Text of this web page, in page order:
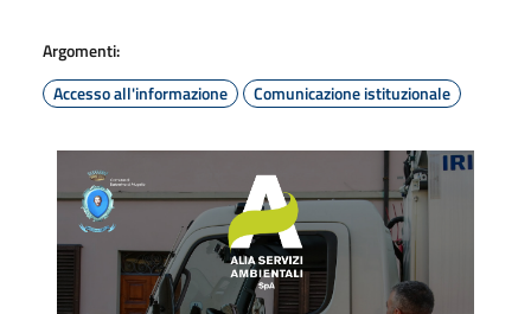
Argomenti:
Accesso all'informazione
Comunicazione istituzionale